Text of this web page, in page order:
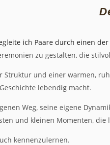
ich Paare durch einen
zu gestalten, die
Struktur und einer warmen,
lebendig macht.
Weg, seine eigene
und kleinen Momenten, die
kennenzulernen.